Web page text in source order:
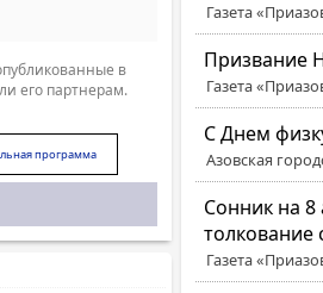
Газета
Призвание
Газета
C Днем
Азовская
Сонник на 8
толкование
Газета
в
его партнерам.
программа
комфортной